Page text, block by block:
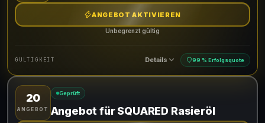
ANGEBOT AKTIVIEREN
Unbegrenzt gültig
GÜLTIGKEIT Details 99 % Erfolgsquote
Gültig für teilnehmende Produkte
20
ANGEBOT
Geprüft
Angebot für SQUARED Rasieröl